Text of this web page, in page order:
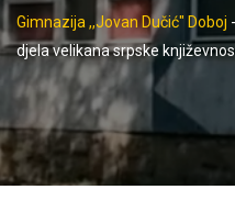
Gimnazija ,,Jovan Dučić" Doboj -
djela velikana srpske